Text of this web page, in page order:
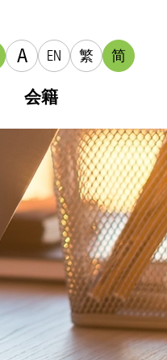
A EN 繁 简
会籍